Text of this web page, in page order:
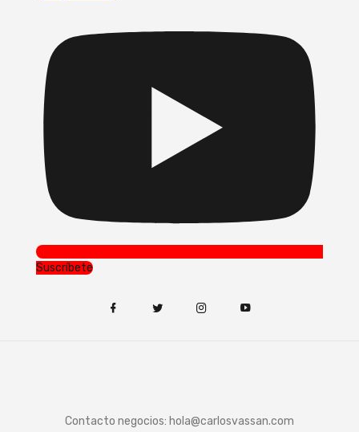
Suscríbete
Contacto negocios: hola@carlosvassan.com